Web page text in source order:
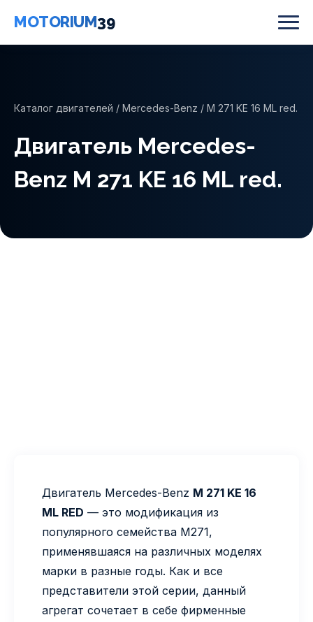
MOTORIUM39
Каталог двигателей / Mercedes-Benz / M 271 KE 16 ML red.
Двигатель Mercedes-
Benz M 271 KE 16 ML red.
Двигатель Mercedes-Benz M 271 KE 16
ML RED — это модификация из
популярного семейства M271,
применявшаяся на различных моделях
марки в разные годы. Как и все
представители этой серии, данный
агрегат сочетает в себе фирменные